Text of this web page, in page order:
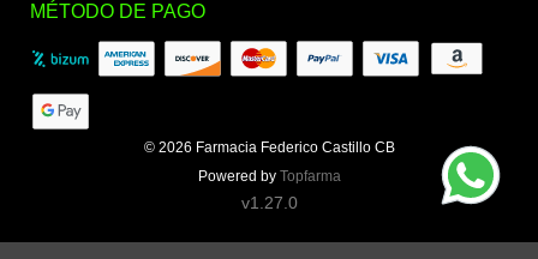
MÉTODO DE PAGO
© 2026 Farmacia Federico Castillo CB
Powered by Topfarma
v1.27.0